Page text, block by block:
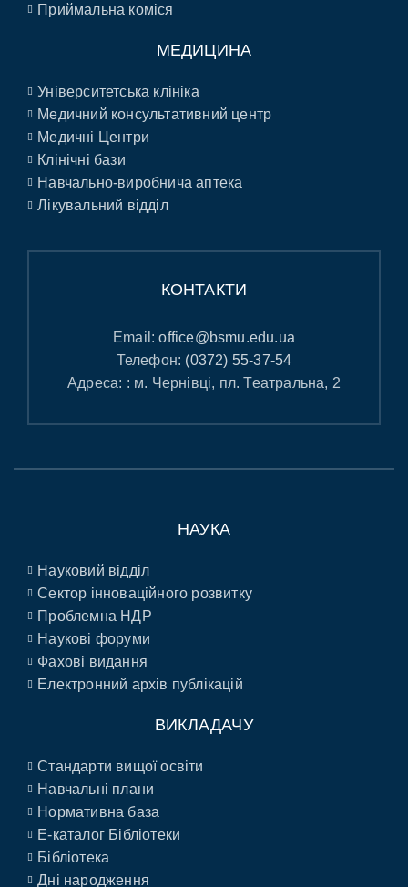
Приймальна коміся
МЕДИЦИНА
Університетська клініка
Медичний консультативний центр
Медичні Центри
Клінічні бази
Навчально-виробнича аптека
Лікувальний відділ
КОНТАКТИ
Email:office@bsmu.edu.ua
Телефон: (0372) 55-37-54
Адреса: : м. Чернівці, пл. Театральна, 2
НАУКА
Науковий відділ
Сектор інноваційного розвитку
Проблемна НДР
Наукові форуми
Фахові видання
Електронний архів публікацій
ВИКЛАДАЧУ
Стандарти вищої освіти
Навчальні плани
Нормативна база
E-каталог Бібліотеки
Бібліотека
Дні народження